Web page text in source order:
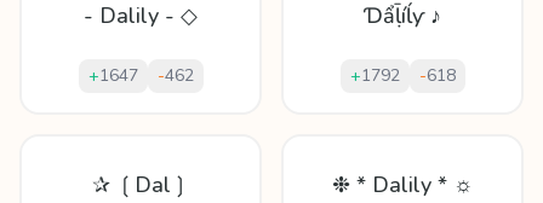
- Dalily - ◇
+1647 -462
Ɗẩḹíĺƴ ♪
+1792 -618
✰ ❲Dal❳ ❉ * Dalily * ☼